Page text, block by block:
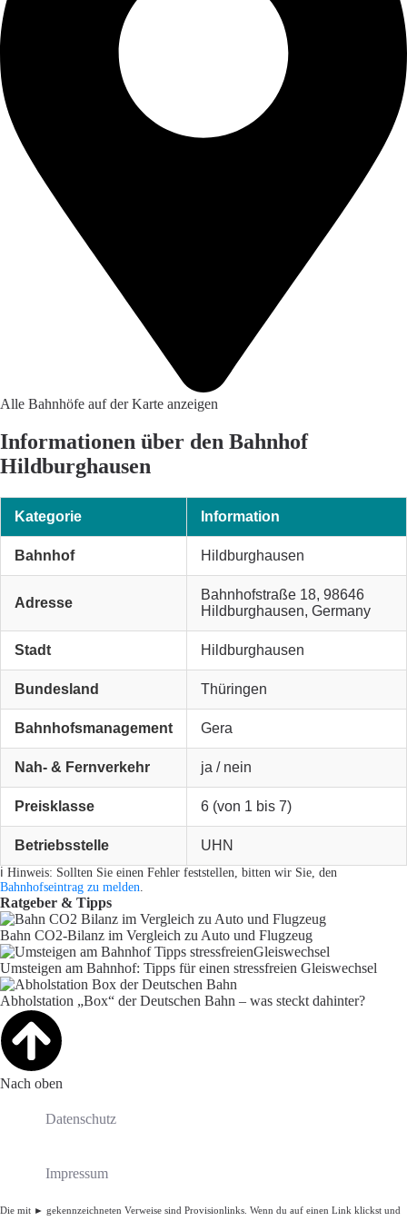
Alle Bahnhöfe auf der Karte anzeigen
Informationen über den Bahnhof
Hildburghausen
Kategorie Information
Bahnhof Hildburghausen
Adresse
Bahnhofstraße 18, 98646
Hildburghausen, Germany
Stadt Hildburghausen
Bundesland Thüringen
Bahnhofsmanagement Gera
Nah- & Fernverkehr ja / nein
Preisklasse 6 (von 1 bis 7)
Betriebsstelle UHN
ℹ️ Hinweis: Sollten Sie einen Fehler feststellen, bitten wir Sie, den
Bahnhofseintrag zu melden.
Ratgeber & Tipps
Bahn CO2-Bilanz im Vergleich zu Auto und Flugzeug
Umsteigen am Bahnhof: Tipps für einen stressfreien Gleiswechsel
Abholstation „Box“ der Deutschen Bahn – was steckt dahinter?
Nach oben
Datenschutz
Impressum
Die mit ► gekennzeichneten Verweise sind Provisionlinks. Wenn du auf einen Link klickst und